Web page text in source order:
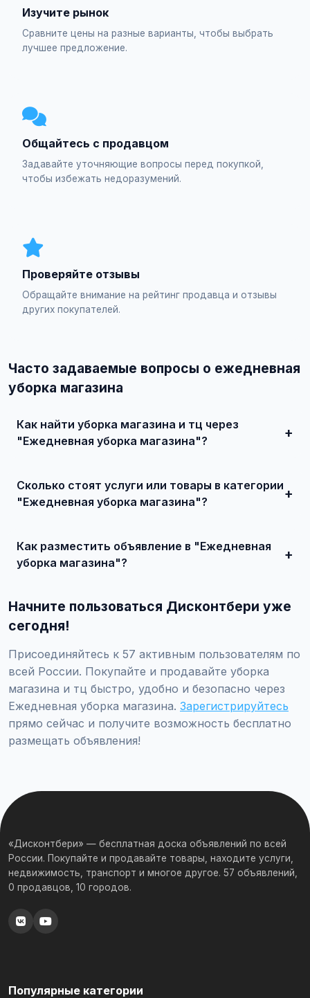
Изучите рынок
Сравните цены на разные варианты, чтобы выбрать
лучшее предложение.
Общайтесь с продавцом
Задавайте уточняющие вопросы перед покупкой,
чтобы избежать недоразумений.
Проверяйте отзывы
Обращайте внимание на рейтинг продавца и отзывы
других покупателей.
Часто задаваемые вопросы о ежедневная
уборка магазина
Как найти уборка магазина и тц через
"Ежедневная уборка магазина"?
и договоритесь о сделке.
Сколько стоят услуги или товары в категории
"Ежедневная уборка магазина"?
Как разместить объявление в "Ежедневная
уборка магазина"?
клининг / Уборка магазина и ТЦ / Ежедневная уборка
магазина", заполните форму и опубликуйте. Первые
объявления — бесплатно!
Начните пользоваться Дисконтбери уже
сегодня!
Присоединяйтесь к 57 активным пользователям по
всей России. Покупайте и продавайте уборка
магазина и тц быстро, удобно и безопасно через
Ежедневная уборка магазина. Зарегистрируйтесь
прямо сейчас и получите возможность бесплатно
размещать объявления!
«Дисконтбери» — бесплатная доска объявлений по всей
России. Покупайте и продавайте товары, находите услуги,
недвижимость, транспорт и многое другое. 57 объявлений,
0 продавцов, 10 городов.
Популярные категории